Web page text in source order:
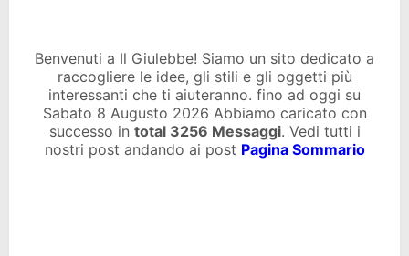
Benvenuti a Il Giulebbe! Siamo un sito dedicato a
raccogliere le idee, gli stili e gli oggetti più
interessanti che ti aiuteranno. fino ad oggi su
Sabato 8 Augusto 2026 Abbiamo caricato con
successo in total 3256 Messaggi. Vedi tutti i
nostri post andando ai post Pagina Sommario